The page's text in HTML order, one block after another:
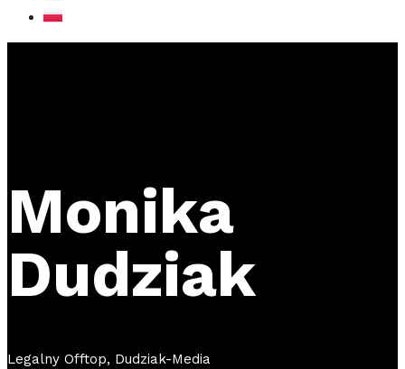
Monika
Dudziak
Legalny Offtop, Dudziak-Media